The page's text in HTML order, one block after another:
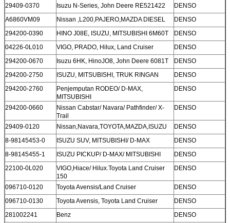
29409-0370 Isuzu N-Series, John Deere RE521422
DENSO
A6860VM09
Nissan ,L200,PAJERO,MAZDA DIESEL
DENSO
294200-0390
HINO J08E, ISUZU, MITSUBISHI 6M60T
DENSO
04226-0L010
VIGO, PRADO, Hilux, Land Cruiser
DENSO
294200-0670
Isuzu 6HK, HinoJO8, John Deere 6081T
DENSO
294200-2750
ISUZU, MITSUBISHI, TRUK RINGAN
DENSO
294200-2760
Penjemputan RODEO/ D-MAX,
MITSUBISHI
DENSO
294200-0660
Nissan Cabstar/ Navara/ Pathfinder/ X-
Trail
DENSO
29409-0120 Nissan,Navara,TOYOTA,MAZDA,ISUZU
DENSO
8-98145453-0
ISUZU SUV, MITSUBISHI/ D-MAX
DENSO
8-98145455-1
ISUZU PICKUP/ D-MAX/ MITSUBISHI
DENSO
22100-0L020
VIGO,Hiace/ Hilux.Toyota Land Cruiser
150
DENSO
096710-0120 Toyota Avensis/Land Cruiser
DENSO
096710-0130
Toyota Avensis, Toyota Land Cruiser
DENSO
281002241
Benz
DENSO